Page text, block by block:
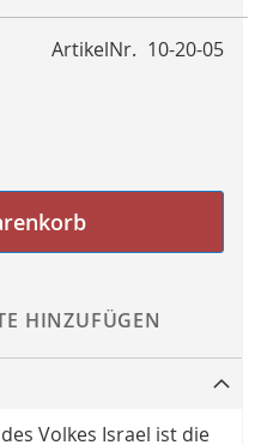
ArtikelNr. 10-20-05
HINZUFÜGEN
Volkes Israel ist die